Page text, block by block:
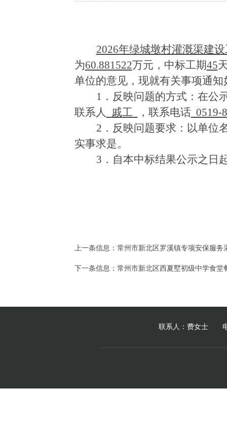
2026年绿城墩村灌溉渠建
为60.881522万元，中标工期45
单位的意见，现就有关事项通知
1．反映问题的方式：在公
联系人
戚工 ，联系电话0519-
2．反映问题要求：以单位
实事求是。
3 ．自本中标结果公示之日
上一条信息： 常州市新北区罗溪镇专项安保服务
下一条信息： 常州市新北区西夏墅初级中学食堂
联系人：费女士 电